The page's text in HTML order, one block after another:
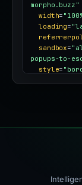
morpho.buzz"
width=
loading=
sandbox=
popups-to-
style=